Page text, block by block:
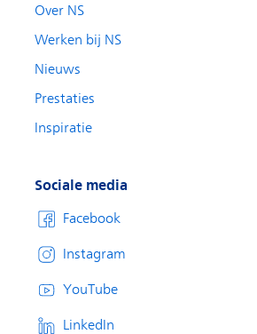
Over NS
Werken bij NS
Nieuws
Prestaties
Inspiratie
Sociale media
Facebook
Instagram
YouTube
LinkedIn